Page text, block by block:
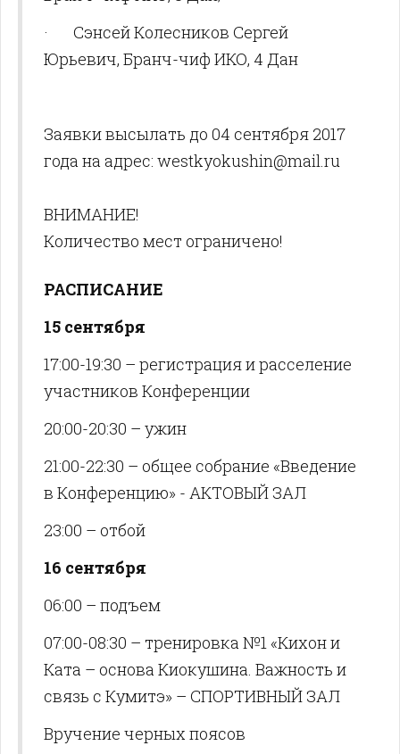
· Сэнсей Колесников Сергей
Юрьевич, Бранч-чиф ИКО, 4 Дан
Заявки высылать до 04 сентября 2017
года на адрес: westkyokushin@mail.ru
ВНИМАНИЕ!
Количество мест ограничено!
РАСПИСАНИЕ
15 сентября
17:00-19:30 – регистрация и расселение
участников Конференции
20:00-20:30 – ужин
21:00-22:30 – общее собрание «Введение
в Конференцию» - АКТОВЫЙ ЗАЛ
23:00 – отбой
16 сентября
06:00 – подъем
07:00-08:30 – тренировка №1 «Кихон и
Ката – основа Киокушина. Важность и
связь с Кумитэ» – СПОРТИВНЫЙ ЗАЛ
Вручение черных поясов